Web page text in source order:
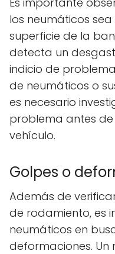
los neumáticos
superficie de la
detecta un
indicio de
de neumáticos o
es necesario
problema antes
vehículo.
Golpes o
Además de
de rodamiento, es
neumáticos en
deformaciones.